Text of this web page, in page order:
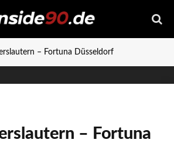
– Fortuna Düsseldorf
– Fortuna